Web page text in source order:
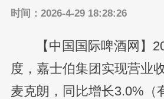
时间：2026-4-29 18:28:26
【中国国际啤酒网】
度，嘉士伯集团实现营业
麦克朗，同比增长3.0%（